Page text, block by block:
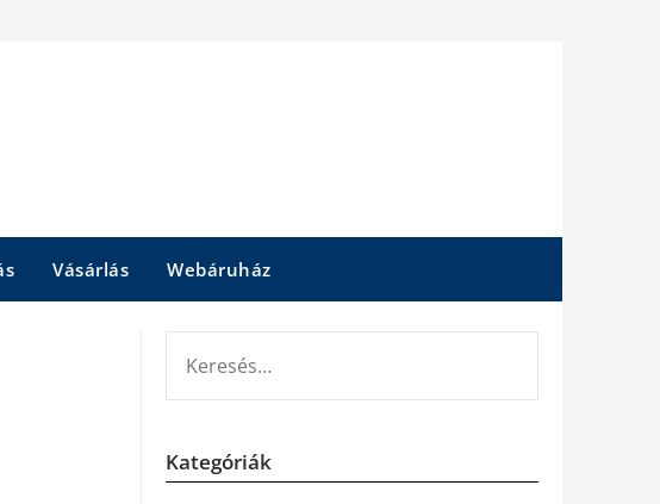
Vásárlás Webáruház
Kategóriák